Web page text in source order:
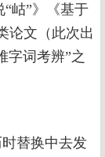
“岵”》《基于
论文（此次出
字词考辨”之
替换中去发